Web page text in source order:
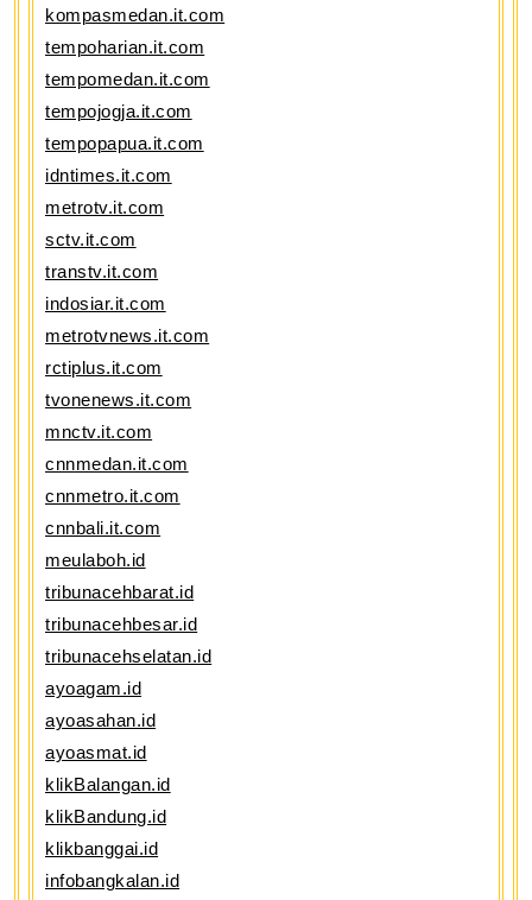
kompasmedan.it.com
tempoharian.it.com
tempomedan.it.com
tempojogja.it.com
tempopapua.it.com
idntimes.it.com
metrotv.it.com
sctv.it.com
transtv.it.com
indosiar.it.com
metrotvnews.it.com
rctiplus.it.com
tvonenews.it.com
mnctv.it.com
cnnmedan.it.com
cnnmetro.it.com
cnnbali.it.com
meulaboh.id
tribunacehbarat.id
tribunacehbesar.id
tribunacehselatan.id
ayoagam.id
ayoasahan.id
ayoasmat.id
klikBalangan.id
klikBandung.id
klikbanggai.id
infobangkalan.id